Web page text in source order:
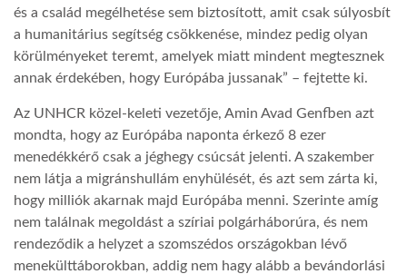
és a család megélhetése sem biztosított, amit csak súlyosbít
a humanitárius segítség csökkenése, mindez pedig olyan
körülményeket teremt, amelyek miatt mindent megtesznek
annak érdekében, hogy Európába jussanak” – fejtette ki.
Az UNHCR közel-keleti vezetője, Amin Avad Genfben azt
mondta, hogy az Európába naponta érkező 8 ezer
menedékkérő csak a jéghegy csúcsát jelenti. A szakember
nem látja a migránshullám enyhülését, és azt sem zárta ki,
hogy milliók akarnak majd Európába menni. Szerinte amíg
nem találnak megoldást a szíriai polgárháborúra, és nem
rendeződik a helyzet a szomszédos országokban lévő
menekülttáborokban, addig nem hagy alább a bevándorlási